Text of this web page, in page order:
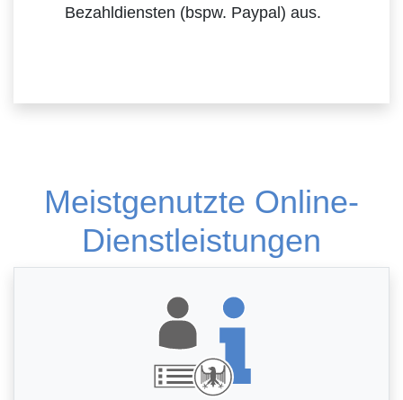
Bezahldiensten (bspw. Paypal) aus.
Meistgenutzte Online-
Dienstleistungen